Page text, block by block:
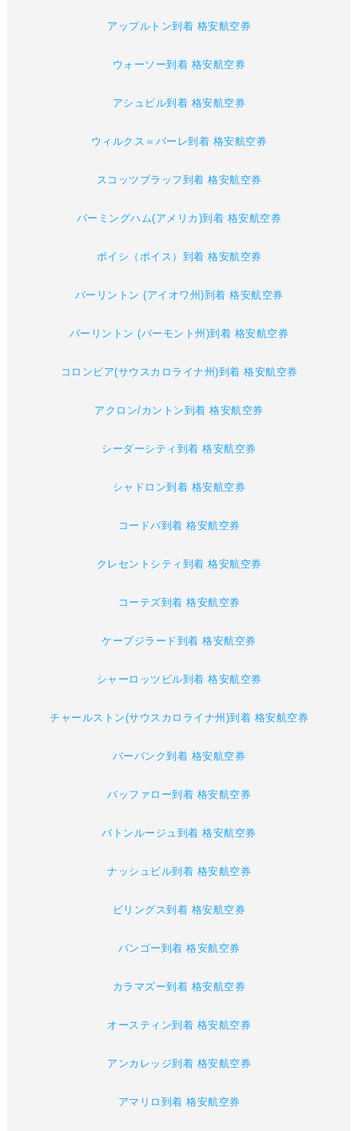
アップルトン到着 格安航空券
ウォーソー到着 格安航空券
アシュビル到着 格安航空券
ウィルクス＝バーレ到着 格安航空券
スコッツブラッフ到着 格安航空券
バーミングハム(アメリカ)到着 格安航空券
ボイシ（ボイス）到着 格安航空券
バーリントン (アイオワ州)到着 格安航空券
バーリントン (バーモント州)到着 格安航空券
コロンビア(サウスカロライナ州)到着 格安航空券
アクロン/カントン到着 格安航空券
シーダーシティ到着 格安航空券
シャドロン到着 格安航空券
コードバ到着 格安航空券
クレセントシティ到着 格安航空券
コーテズ到着 格安航空券
ケープジラード到着 格安航空券
シャーロッツビル到着 格安航空券
チャールストン(サウスカロライナ州)到着 格安航空券
バーバンク到着 格安航空券
バッファロー到着 格安航空券
バトンルージュ到着 格安航空券
ナッシュビル到着 格安航空券
ビリングス到着 格安航空券
バンゴー到着 格安航空券
カラマズー到着 格安航空券
オースティン到着 格安航空券
アンカレッジ到着 格安航空券
アマリロ到着 格安航空券